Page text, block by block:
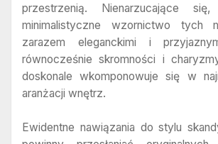
przestrzenią. Nienarzucające
minimalistyczne wzornictwo tych
zarazem eleganckimi i
równocześnie skromności i
doskonale wkomponowuje się w
aranżacji wnętrz.
Ewidentne nawiązania do stylu